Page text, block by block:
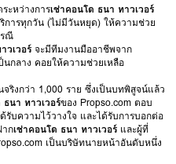
ะหว่างการเช่าคอนโด ธนา ทาวเวอร์
การทุกวัน (ไม่มีวันหยุด) ให้ความช่วย
ณี
วเวอร์ จะมีทีมงานมืออาชีพจาก
นกลาง คอยให้ความช่วยเหลือ
ริงกว่า 1,000 ราย ซึ่งเป็นบทพิสูจน์แล้ว
นา ทาวเวอร์ของ Propso.com ตอบ
บความไว้วางใจ และได้รับการบอกต่อ
ากเช่าคอนโด ธนา ทาวเวอร์ และผู้ที่
เป็นบริษัทนายหน้าอันดับหนึ่ง